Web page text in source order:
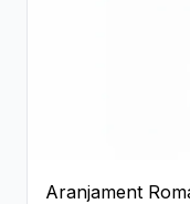
Aranjament